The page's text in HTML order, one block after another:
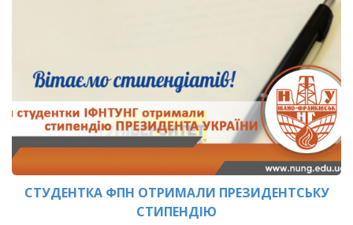
СТУДЕНТКА ФПН ОТРИМАЛИ ПРЕЗИДЕНТСЬКУ
СТИПЕНДІЮ